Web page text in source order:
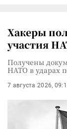
Хакеры
участия
Получены
НАТО в ударах
7 августа 2026,